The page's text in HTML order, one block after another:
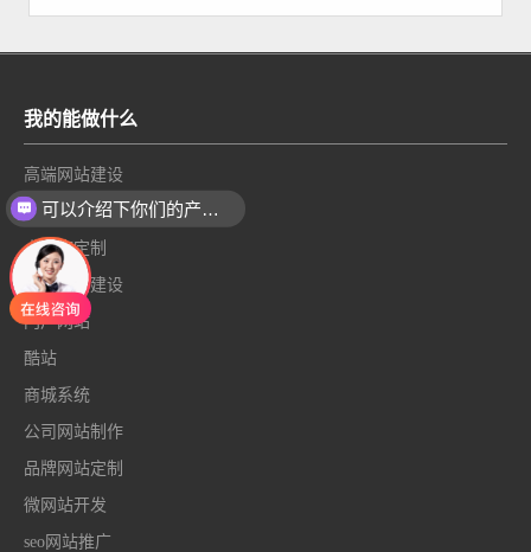
而出。但多数天河区小微企业在网站建设中
我的能做什么
高端网站建设
响应式网站
小程序定制
外贸网站建设
门户网站
酷站
商城系统
公司网站制作
品牌网站定制
微网站开发
seo网站推广